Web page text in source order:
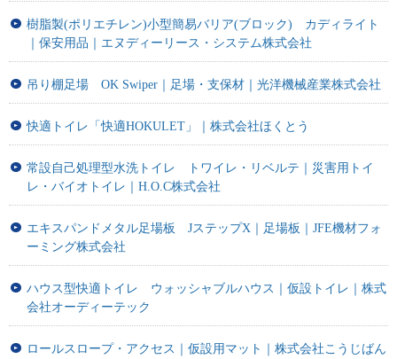
樹脂製(ポリエチレン)小型簡易バリア(ブロック) カディライト
｜保安用品｜エヌディーリース・システム株式会社
吊り棚足場 OK Swiper｜足場・支保材｜光洋機械産業株式会社
快適トイレ「快適HOKULET」｜株式会社ほくとう
常設自己処理型水洗トイレ トワイレ・リベルテ｜災害用トイ
レ・バイオトイレ｜H.O.C株式会社
エキスパンドメタル足場板 JステップX｜足場板｜JFE機材フォ
ーミング株式会社
ハウス型快適トイレ ウォッシャブルハウス｜仮設トイレ｜株式
会社オーディーテック
ロールスロープ・アクセス｜仮設用マット｜株式会社こうじばん